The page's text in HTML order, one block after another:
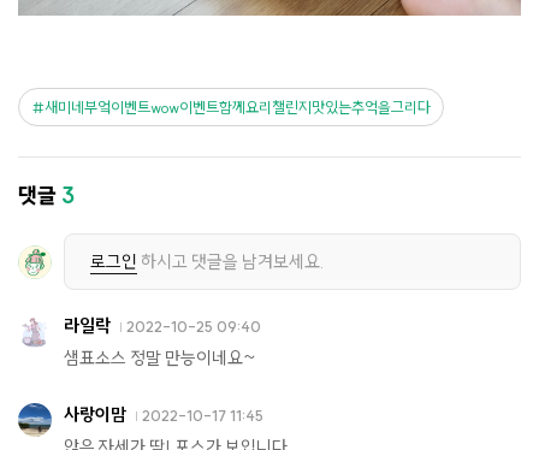
새미네부엌이벤트wow이벤트함께요리챌린지맛있는추억을그리다
댓글 3
로그인 하시고 댓글을 남겨보세요.
라일락 2022-10-25 09:40
샘표소스 정말 만능이네요~
사랑이맘 2022-10-17 11:45